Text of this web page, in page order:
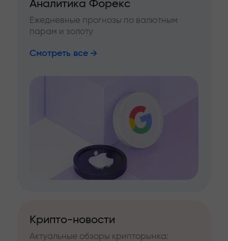
Аналитика Форекс
Ежедневные прогнозы по валютным
парам и золоту
Смотреть все
Крипто-новости
Актуальные обзоры крипторынка: